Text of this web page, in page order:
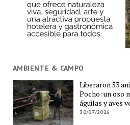
AMBIENTE & CAMPO
Liberaron 53
Pocho: un oso
águilas y aves
30/07/2026